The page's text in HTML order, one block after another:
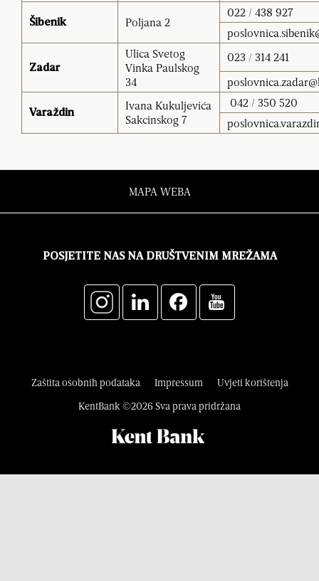
Šibenik Poljana 2
022 / 438 927
Zadar
Ulica Svetog
Vinka Paulskog
34
023 / 314 241
Varaždin
Ivana Kukuljevića
Sakcinskog 7
042 / 350 520
MAPA WEBA
POSJETITE NAS NA DRUŠTVENIM MREŽAMA
KentBank ©2026 Sva prava pridržana
Zaštita osobnih podataka Impressum Uvjeti korištenja